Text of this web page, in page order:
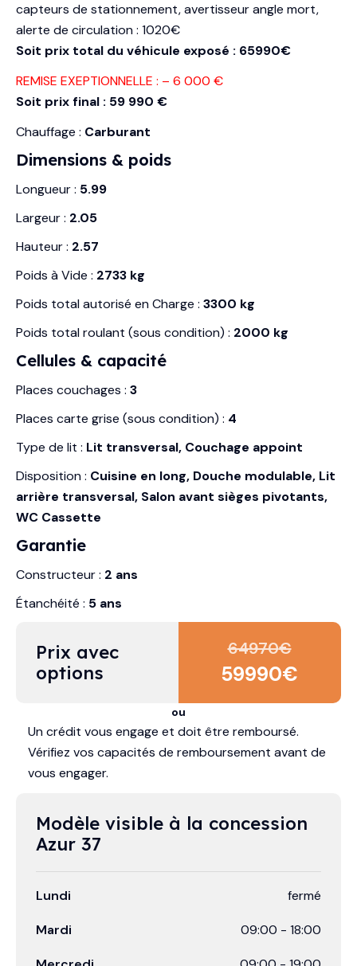
capteurs de stationnement, avertisseur angle mort,
alerte de circulation : 1020€
Soit prix total du véhicule exposé : 65990€
REMISE EXEPTIONNELLE : – 6 000 €
Soit prix final : 59 990 €
Chauffage : Carburant
Dimensions & poids
Longueur : 5.99
Largeur : 2.05
Hauteur : 2.57
Poids à Vide : 2733 kg
Poids total autorisé en Charge : 3300 kg
Poids total roulant (sous condition) : 2000 kg
Cellules & capacité
Places couchages : 3
Places carte grise (sous condition) : 4
Type de lit : Lit transversal, Couchage appoint
Disposition : Cuisine en long, Douche modulable, Lit
arrière transversal, Salon avant sièges pivotants,
WC Cassette
Garantie
Constructeur : 2 ans
Étanchéité : 5 ans
Prix avec
options
64970€
59990€
ou
Un crédit vous engage et doit être remboursé.
Vérifiez vos capacités de remboursement avant de
vous engager.
Modèle visible à la concession
Azur 37
Lundi fermé
Mardi 09:00 - 18:00